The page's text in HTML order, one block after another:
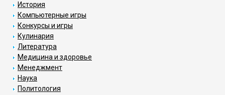
История
Компьютерные игры
Конкурсы и игры
Кулинария
Литература
Медицина и здоровье
Менеджмент
Наука
Политология